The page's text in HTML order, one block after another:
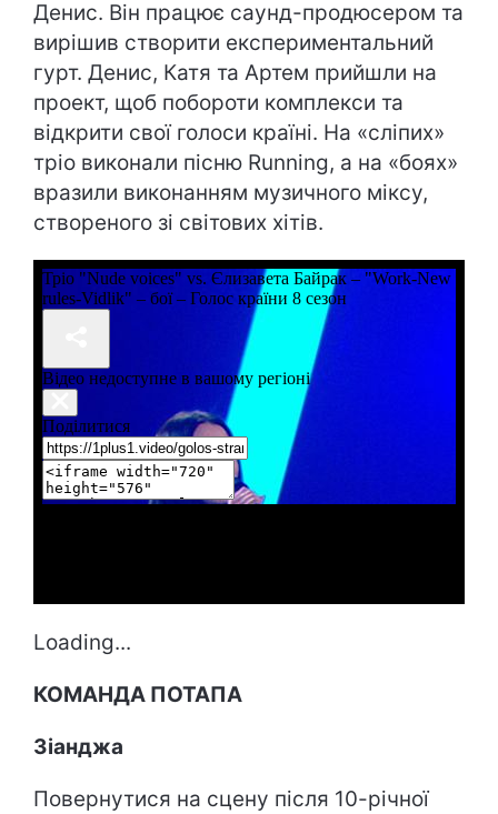
Денис. Він працює саунд-продюсером та
вирішив створити експериментальний
гурт. Денис, Катя та Артем прийшли на
проект, щоб побороти комплекси та
відкрити свої голоси країні. На «сліпих»
тріо виконали пісню Running, а на «боях»
вразили виконанням музичного міксу,
створеного зі світових хітів.
Loading...
КОМАНДА ПОТАПА
Зіанджа
Повернутися на сцену після 10-річної